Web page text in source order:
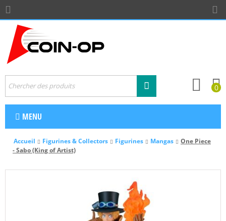
0
MENU
Accueil Figurines & Collectors Figurines Mangas
One Piece
- Sabo (King of Artist)